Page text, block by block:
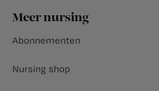
Footer
Meer nursing
Abonnementen
Nursing shop